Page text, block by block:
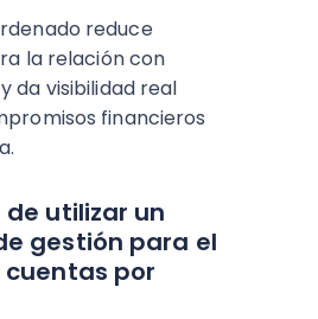
reduce
la relación con
da visibilidad real
financieros
de utilizar un
gestión para el
por